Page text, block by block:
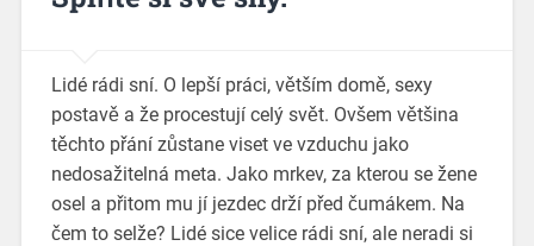
Lidé rádi sní. O lepší práci, větším domě, sexy
postavě a že procestují celý svět. Ovšem většina
těchto přání zůstane viset ve vzduchu jako
nedosažitelná meta. Jako mrkev, za kterou se žene
osel a přitom mu jí jezdec drží před čumákem. Na
čem to selže? Lidé sice velice rádi sní, ale neradi si